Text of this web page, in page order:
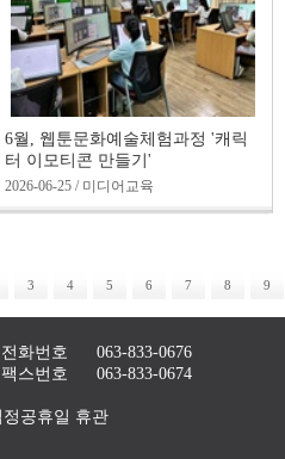
6월, 웹툰문화예술체험과정 '캐릭
터 이모티콘 만들기'
2026-06-25 / 미디어교육
3 4 5 6 7 8 9
전화번호
063-833-0676
팩스번호
063-833-0674
정공휴일 휴관